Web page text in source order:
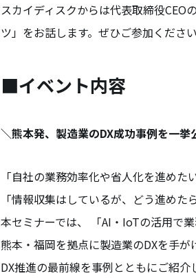
スカイディスクからは代表取締役CEO
ツ」をお話します。ぜひご参加ください
■イベント内容
＼熊本発、製造業のDX成功事例を一
「自社の業務効率化や省人化を進め
「情報収集はしているが、どう進め
本セミナーでは、 「AI・IoTの活用で
熊本・福岡を拠点に製造業のDXを手
DX推進の最前線を事例とともにご紹介